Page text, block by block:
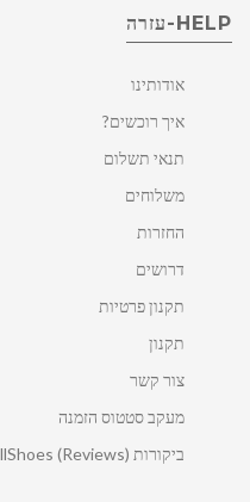
HELP-עזרה
אודותינו
איך רוכשים?
תנאי תשלום
משלוחים
החזרות
דרושים
תקנון פרטיות
תקנון
צור קשר
מעקב סטטוס הזמנה
ביקורות MallShoes (Reviews)